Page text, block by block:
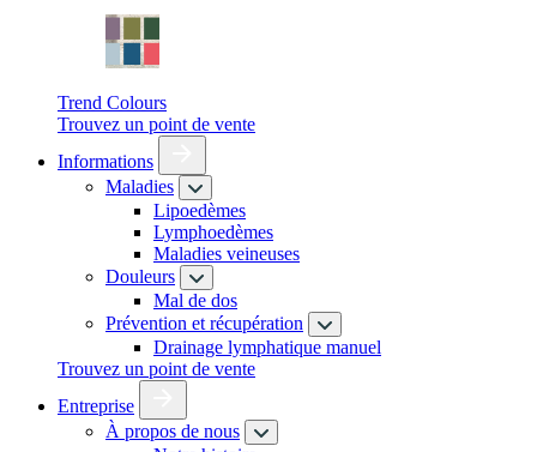
Trend Colours
Trouvez un point de vente
Informations
Maladies
Lipoedèmes
Lymphoedèmes
Maladies veineuses
Douleurs
Mal de dos
Prévention et récupération
Drainage lymphatique manuel
Trouvez un point de vente
Entreprise
À propos de nous